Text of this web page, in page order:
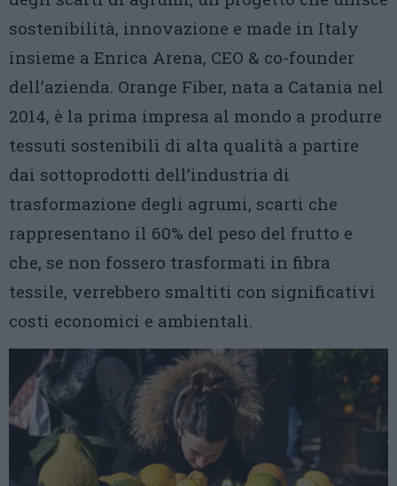
sostenibilità, innovazione e made in Italy
insieme a Enrica Arena, CEO & co-founder
dell’azienda. Orange Fiber, nata a Catania nel
2014, è la prima impresa al mondo a produrre
tessuti sostenibili di alta qualità a partire
dai sottoprodotti dell’industria di
trasformazione degli agrumi, scarti che
rappresentano il 60% del peso del frutto e
che, se non fossero trasformati in fibra
tessile, verrebbero smaltiti con significativi
costi economici e ambientali.